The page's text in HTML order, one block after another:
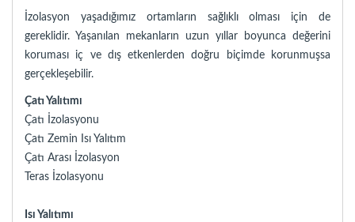
İzolasyon yaşadığımız ortamların sağlıklı olması için de
gereklidir. Yaşanılan mekanların uzun yıllar boyunca değerini
koruması iç ve dış etkenlerden doğru biçimde korunmuşsa
gerçekleşebilir.
Çatı Yalıtımı
Çatı İzolasyonu
Çatı Zemin Isı Yalıtım
Çatı Arası İzolasyon
Teras İzolasyonu
Isı Yalıtımı